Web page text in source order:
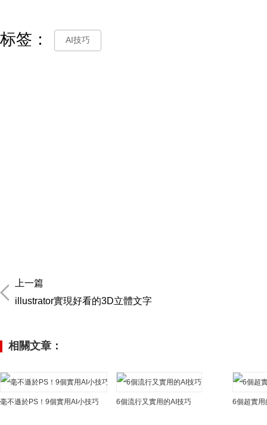
标签： AI技巧
上一篇
illustrator實現好看的3D立體文字
相關文章：
毫不遜於PS！9個實用AI小技巧 6個流行又實用的AI技巧 6個超實